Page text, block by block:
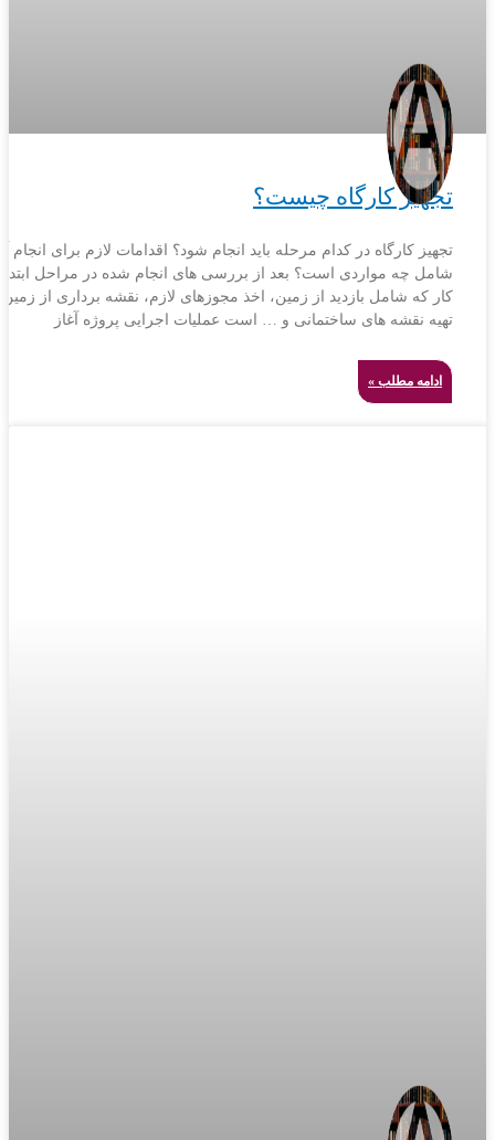
تجهیز کارگاه چیست؟
تجهیز کارگاه در کدام مرحله باید انجام شود؟ اقدامات لازم برای انجام
شامل چه مواردی است؟ بعد از بررسی های انجام شده در مراحل
کار که شامل بازدید از زمین، اخذ مجوزهای لازم، نقشه برداری از
تهیه نقشه های ساختمانی و … است عملیات اجرایی پروژه آغاز
ادامه مطلب »